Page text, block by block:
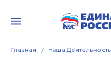
Главная Наша Деятельность